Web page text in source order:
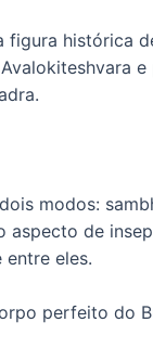
histórica
modos:
aspecto de
eles.
perfeito do